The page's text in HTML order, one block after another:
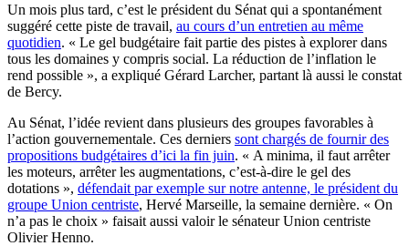
Un mois plus tard, c’est le président du Sénat qui a spontanément
suggéré cette piste de travail, au cours d’un entretien au même
quotidien. « Le gel budgétaire fait partie des pistes à explorer dans
tous les domaines y compris social. La réduction de l’inflation le
rend possible », a expliqué Gérard Larcher, partant là aussi le constat
de Bercy.
Au Sénat, l’idée revient dans plusieurs des groupes favorables à
l’action gouvernementale. Ces derniers sont chargés de fournir des
propositions budgétaires d’ici la fin juin. « A minima, il faut arrêter
les moteurs, arrêter les augmentations, c’est-à-dire le gel des
dotations », défendait par exemple sur notre antenne, le président du
groupe Union centriste, Hervé Marseille, la semaine dernière. « On
n’a pas le choix » faisait aussi valoir le sénateur Union centriste
Olivier Henno.